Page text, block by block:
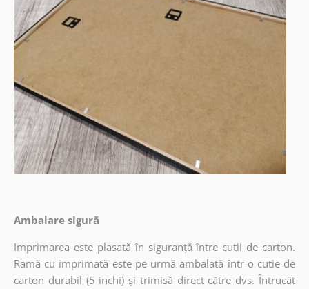
Ambalare sigură
Imprimarea este plasată în siguranță între cutii de carton.
Ramă cu imprimată este pe urmă ambalată într-o cutie de
carton durabil (5 inchi) și trimisă direct către dvs. Întrucât